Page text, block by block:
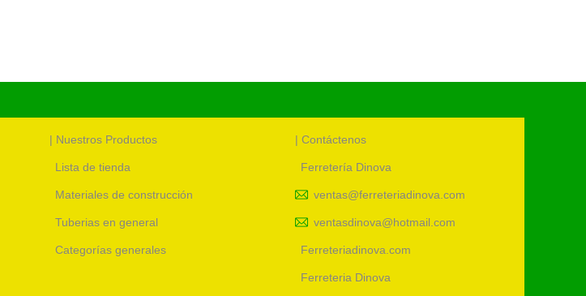
| Nuestros Productos
Lista de tienda
Materiales de construcción
Tuberias en general
Categorías generales
| Contáctenos
Ferretería Dinova
ventas@ferreteriadinova.com
ventasdinova@hotmail.com
Ferreteriadinova.com
Ferreteria Dinova